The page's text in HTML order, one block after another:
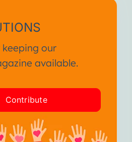
our
available.
Contribute